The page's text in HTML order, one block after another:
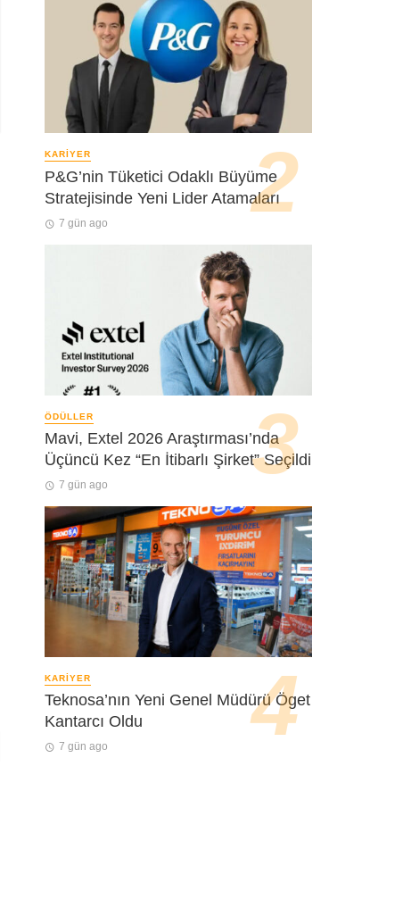
KARIYER
P&G’nin Tüketici Odaklı Büyüme
Stratejisinde Yeni Lider Atamaları
7 gün ago
ÖDÜLLER
Mavi, Extel 2026 Araştırması’nda
Üçüncü Kez “En İtibarlı Şirket” Seçildi
7 gün ago
KARIYER
Teknosa’nın Yeni Genel Müdürü Öget
Kantarcı Oldu
7 gün ago